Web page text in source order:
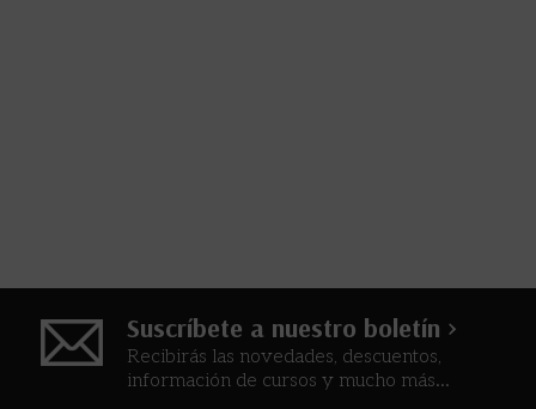
Suscríbete a nuestro boletín >
Recibirás las novedades, descuentos,
información de cursos y mucho más...